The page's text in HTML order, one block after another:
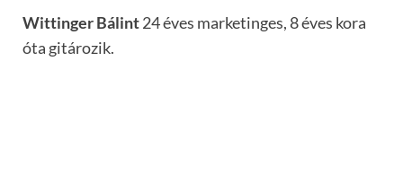
Wittinger Bálint24 éves marketinges, 8 éves kora
óta gitározik.